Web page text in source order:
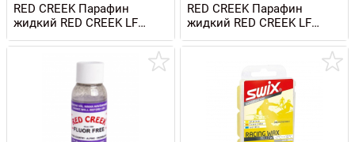
RED CREEK Парафин
жидкий RED CREEK LF
SUPER BLUE -2/-16 C, 80 мл
RED CREEK Парафин
жидкий RED CREEK LF
HARD BASE, 80 мл